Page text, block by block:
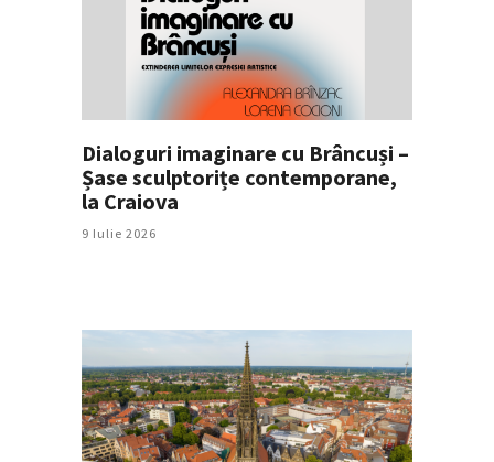
Dialoguri imaginare cu Brâncuși –
Șase sculptorițe contemporane,
la Craiova
9 Iulie 2026